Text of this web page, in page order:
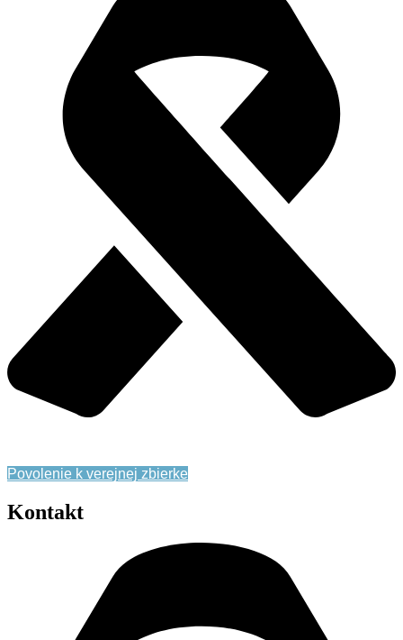
Povolenie k verejnej zbierke
Kontakt